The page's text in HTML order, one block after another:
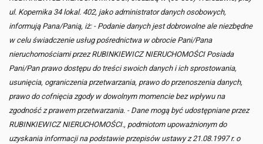
ul. Kopernika 34 lokal. 402, jako administrator danych osobowych,
informują Pana/Panią, iż: - Podanie danych jest dobrowolne ale niezbędne
w celu świadczenie usług pośrednictwa w obrocie Pani/Pana
nieruchomościami przez RUBINKIEWICZ NIERUCHOMOŚCI Posiada
Pani/Pan prawo dostępu do treści swoich danych i ich sprostowania,
usunięcia, ograniczenia przetwarzania, prawo do przenoszenia danych,
prawo do cofnięcia zgody w dowolnym momencie bez wpływu na
zgodność z prawem przetwarzania. - Dane mogą być udostępniane przez
RUBINKIEWICZ NIERUCHOMOŚCI., podmiotom upoważnionym do
uzyskania informacji na podstawie przepisów ustawy z 21.08.1997 r. o